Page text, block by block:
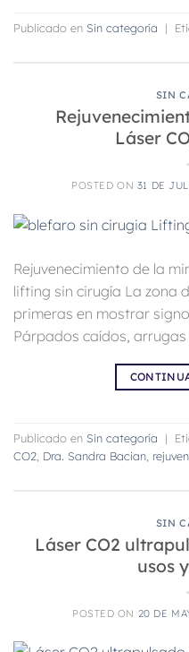
Publicado en Sin categoría |
SIN
Láser
POSTED ON 31 DE
Rejuvenecimiento de la
lifting sin cirugía La zona
primeras en mostrar
Párpados caídos,
Publicado en Sin categoría |
CO2, Dra. Sandra Bacian,
SIN
Láser CO2
usos
POSTED ON 20 DE